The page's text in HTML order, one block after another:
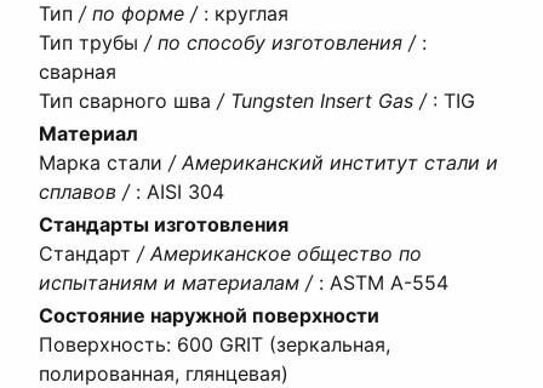
Тип / по форме / : круглая
Тип трубы / по способу изготовления / :
сварная
Тип сварного шва / Tungsten Insert Gas / : TIG
Материал
Марка стали / Американский институт стали и
сплавов / : AISI 304
Стандарты изготовления
Стандарт / Американское общество по
испытаниям и материалам / : ASTM A-554
Состояние наружной поверхности
Поверхность: 600 GRIT (зеркальная,
полированная, глянцевая)